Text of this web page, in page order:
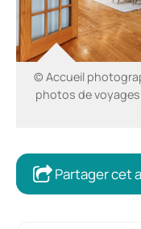
© Accueil
photos de voyages
Partager cet